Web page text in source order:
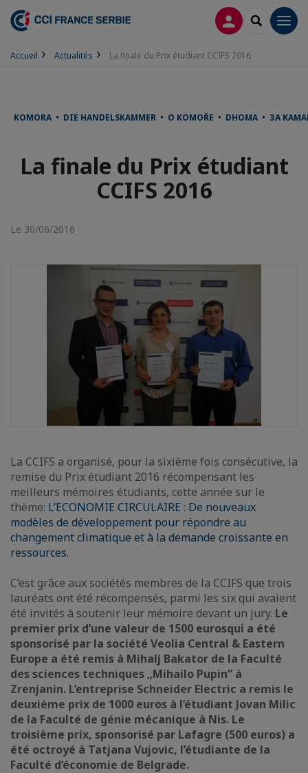
CONNEXION
Accueil Actualités La finale du Prix étudiant CCIFS 2016
KOMORA • DIE HANDELSKAMMER • O KOMOŘE • DHOMA • ЗА
La finale du Prix étudiant
CCIFS 2016
Le 30/06/2016
La CCIFS a organisé, pour la sixième fois consécutive, la
remise du Prix étudiant 2016 récompensant les
meilleurs mémoires étudiants, cette année sur le
thème: L’ECONOMIE CIRCULAIRE : De nouveaux
modèles de développement pour répondre au
changement climatique et à la demande croissante en
ressources.
C’est grâce aux sociétés membres de la CCIFS que trois
lauréats ont été récompensés, parmi les six qui avaient
été invités à soutenir leur mémoire devant un jury. Le
premier prix d’une valeur de 1500 eurosqui a été
sponsorisé par la société Veolia Central & Eastern
Europe a été remis à Mihalj Bakator de la Faculté
des sciences techniques „Mihailo Pupin“ à
Zrenjanin. L’entreprise Schneider Electric a remis le
deuxième prix de 1000 euros à l’étudiant Jovan Milic
de la Faculté de génie mécanique à Nis. Le
troisième prix, sponsorisé par Lafagre (500 euros) a
été octroyé à Tatjana Vujovic, l’étudiante de la
Faculté d’économie de Belgrade.